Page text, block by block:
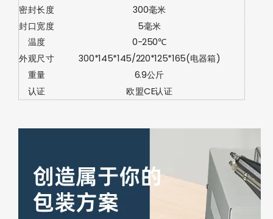
密封长度
300毫米
封口宽度
5毫米
温度
0-250℃
外观尺寸
300*145*145/220*125*165(电器箱)
重量
6.9公斤
认证
欧盟CE认证